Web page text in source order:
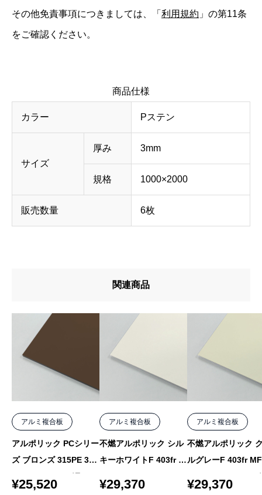
その他免責事項につきましては、「 利用規約 」の第11条
をご確認ください。
商品仕様
カラー Pステン
サイズ
厚み 3mm
規格 1000×2000
販売数量 6枚
関連商品
アルミ複合板
アルポリック PCシリー
ズ ブロンズ 315PE 3m
m 1000×2000 バラ
¥25,520
アルミ複合板
不燃アルポリック シル
キーホワイトF 403fr M
¥29,370
アルミ複合板
不燃アルポリック
ルグレーF 403fr
4mm 1000×1550
¥29,370